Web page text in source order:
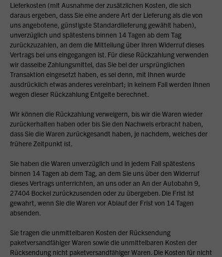
Lieferkosten (mit Ausnahme der zusätzlichen Kosten, die sich
daraus ergeben, dass Sie eine andere Art der Lieferung als die von
uns angebotene, günstigste Standardlieferung gewählt haben),
unverzüglich und spätestens binnen 14 Tagen ab dem Tag
zurückzuzahlen, an dem die Mitteilung über Ihren Widerruf dieses
Vertrags bei uns eingegangen ist. Für diese Rückzahlung verwenden
wir dasselbe Zahlungsmittel, das Sie bei der ursprünglichen
Transaktion eingesetzt haben, es sei denn, mit Ihnen wurde
ausdrücklich etwas anderes vereinbart; in keinem Fall werden Ihnen
wegen dieser Rückzahlung Entgelte berechnet.
Wir können die Rückzahlung verweigern, bis wir die Waren wieder
zurückerhalten haben oder bis Sie den Nachweis erbracht haben,
dass Sie die Waren zurückgesandt haben, je nachdem, welches der
frühere Zeitpunkt ist.
Sie haben die Waren unverzüglich und in jedem Fall spätestens
binnen 14 Tagen ab dem Tag, an dem Sie uns über den Widerruf
dieses Vertrags unterrichten, an uns oder an An der Autobahn 9,
27404 Bockel zurückzusenden oder zu übergeben. Die Frist ist
gewahrt, wenn Sie die Waren vor Ablauf der Frist von 14 Tagen
absenden.
Sie tragen die unmittelbaren Kosten der Rücksendung
paketversandfähiger Waren sowie die unmittelbaren Kosten der
Rücksendung nicht paketversandfähiger Waren. Die Kosten für nicht